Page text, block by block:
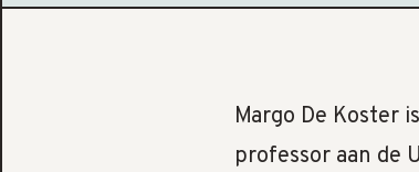
Margo De Koster
professor aan de